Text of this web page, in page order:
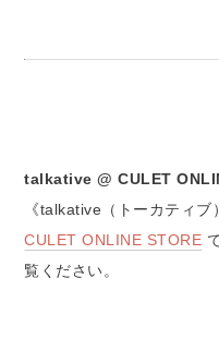
talkative @ CULET
《talkative（トーカティブ
CULET ONLINE STORE
覧ください。